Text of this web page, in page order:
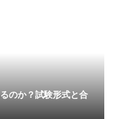
のか？試験形式と合